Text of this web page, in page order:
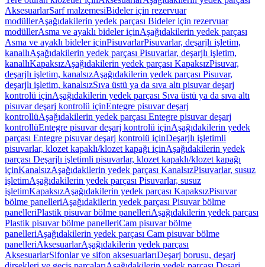
AksesuarlarSarf malzemesiBideler için rezervuar
modüllerAşağıdakilerin yedek parçası Bideler için rezervuar
modüllerAsma ve ayaklı bideler içinAşağıdakilerin yedek parçası
Asma ve ayaklı bideler içinPisuvarlarPisuvarlar, deşarjlı işletim,
kanallıAşağıdakilerin yedek parçası Pisuvarlar, deşarjlı işletim,
kanallıKapaksızAşağıdakilerin yedek parçası KapaksızPisuvar,
deşarjlı işletim, kanalsızAşağıdakilerin yedek parçası Pisuvar,
deşarjlı işletim, kanalsızSıva üstü ya da sıva altı pisuvar deşarj
kontrolü içinAşağıdakilerin yedek parçası Sıva üstü ya da sıva altı
pisuvar deşarj kontrolü içinEntegre pisuvar deşarj
kontrollüAşağıdakilerin yedek parçası Entegre pisuvar deşarj
kontrollüEntegre pisuvar deşarj kontrolü içinAşağıdakilerin yedek
parçası Entegre pisuvar deşarj kontrolü içinDeşarjlı işletimli
pisuvarlar, klozet kapaklı/klozet kapağı içinAşağıdakilerin yedek
parçası Deşarjlı işletimli pisuvarlar, klozet kapaklı/klozet kapağı
içinKanalsızAşağıdakilerin yedek parçası KanalsızPisuvarlar, susuz
işletimAşağıdakilerin yedek parçası Pisuvarlar, susuz
işletimKapaksızAşağıdakilerin yedek parçası KapaksızPisuvar
bölme panelleriAşağıdakilerin yedek parçası Pisuvar bölme
panelleriPlastik pisuvar bölme panelleriAşağıdakilerin yedek parçası
Plastik pisuvar bölme panelleriCam pisuvar bölme
panelleriAşağıdakilerin yedek parçası Cam pisuvar bölme
panelleriAksesuarlarAşağıdakilerin yedek parçası
AksesuarlarSifonlar ve sifon aksesuarlarıDeşarj borusu, deşarj